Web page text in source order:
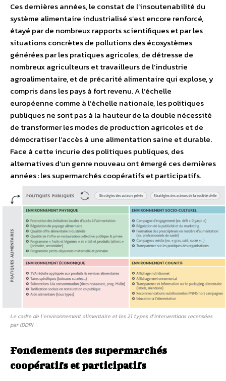
Ces dernières années, le constat de l’insoutenabilité du
système alimentaire industrialisé s’est encore renforcé,
étayé par de nombreux rapports scientifiques et par les
situations concrètes de pollutions des écosystèmes
générées par les pratiques agricoles, de détresse de
nombreux agriculteurs et travailleurs de l’industrie
agroalimentaire, et de précarité alimentaire qui explose, y
compris dans les pays à fort revenu. A l’échelle
européenne comme à l’échelle nationale, les politiques
publiques ne sont pas à la hauteur de la double nécessité
de transformer les modes de production agricoles et de
démocratiser l’accès à une alimentation saine et durable.
Face à cette incurie des politiques publiques, des
alternatives d’un genre nouveau ont émergé ces dernières
années : les supermarchés coopératifs et participatifs.
Le cadre de l’environnement alimentaire et les 21 types d’interventions recensées
par IDDRI
Fondements des supermarchés
coopératifs et participatifs